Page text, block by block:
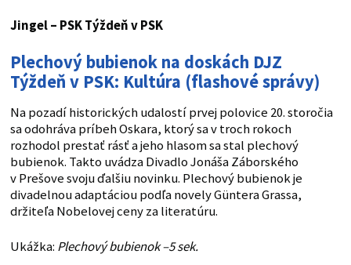
Jingel – PSK Týždeň v PSK
Plechový bubienok na doskách DJZ
Týždeň v PSK: Kultúra (flashové správy)
Na pozadí historických udalostí prvej polovice 20. storočia
sa odohráva príbeh Oskara, ktorý sa v troch rokoch
rozhodol prestať rásť a jeho hlasom sa stal plechový
bubienok. Takto uvádza Divadlo Jonáša Záborského
v Prešove svoju ďalšiu novinku. Plechový bubienok je
divadelnou adaptáciou podľa novely Güntera Grassa,
držiteľa Nobelovej ceny za literatúru.
Ukážka: Plechový bubienok –5 sek.